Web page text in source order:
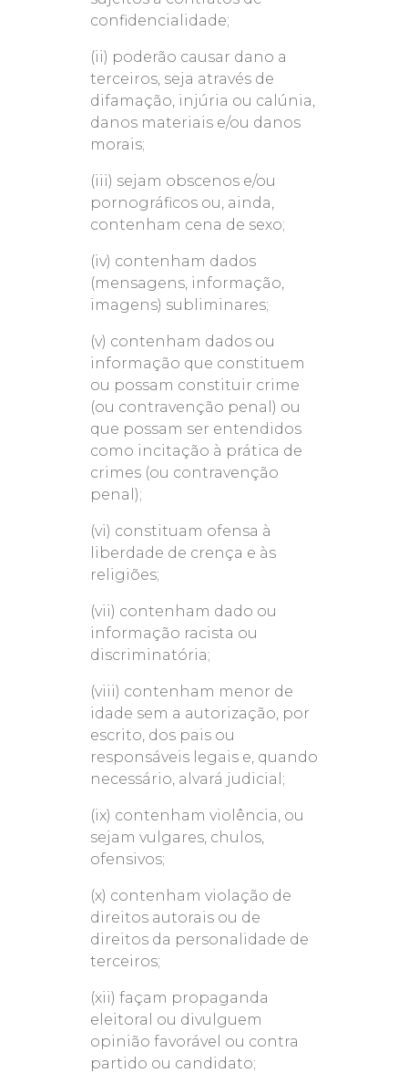
confidencialidade;
(ii) poderão causar dano a
terceiros, seja através de
difamação, injúria ou calúnia,
danos materiais e/ou danos
morais;
(iii) sejam obscenos e/ou
pornográficos ou, ainda,
contenham cena de sexo;
(iv) contenham dados
(mensagens, informação,
imagens) subliminares;
(v) contenham dados ou
informação que constituem
ou possam constituir crime
(ou contravenção penal) ou
que possam ser entendidos
como incitação à prática de
crimes (ou contravenção
penal);
(vi) constituam ofensa à
liberdade de crença e às
religiões;
(vii) contenham dado ou
informação racista ou
discriminatória;
(viii) contenham menor de
idade sem a autorização, por
escrito, dos pais ou
responsáveis legais e, quando
necessário, alvará judicial;
(ix) contenham violência, ou
sejam vulgares, chulos,
ofensivos;
(x) contenham violação de
direitos autorais ou de
direitos da personalidade de
terceiros;
(xii) façam propaganda
eleitoral ou divulguem
opinião favorável ou contra
partido ou candidato;